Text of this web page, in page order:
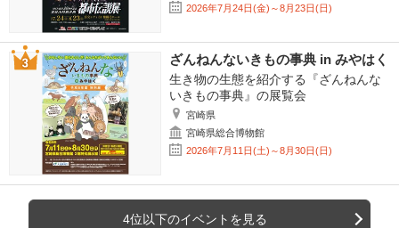
2026年7月24日(金)～8月23日(日)
ざんねんないきもの事典 in みやはく
生き物の生態を紹介する『ざんねんな
いきもの事典』の展覧会
宮崎県
宮崎県総合博物館
2026年7月11日(土)～8月30日(日)
4位以下のイベントを見る